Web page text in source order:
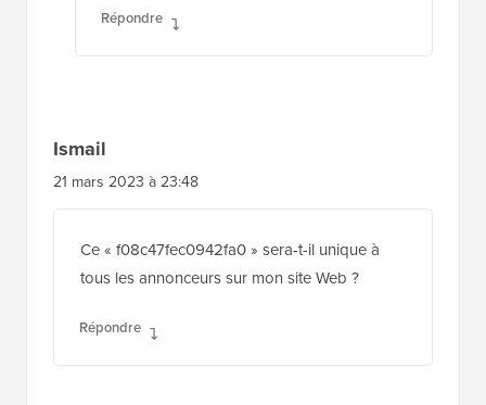
Répondre
Ismail
21 mars 2023 à 23:48
Ce « f08c47fec0942fa0 » sera-t-il unique à
tous les annonceurs sur mon site Web ?
Répondre